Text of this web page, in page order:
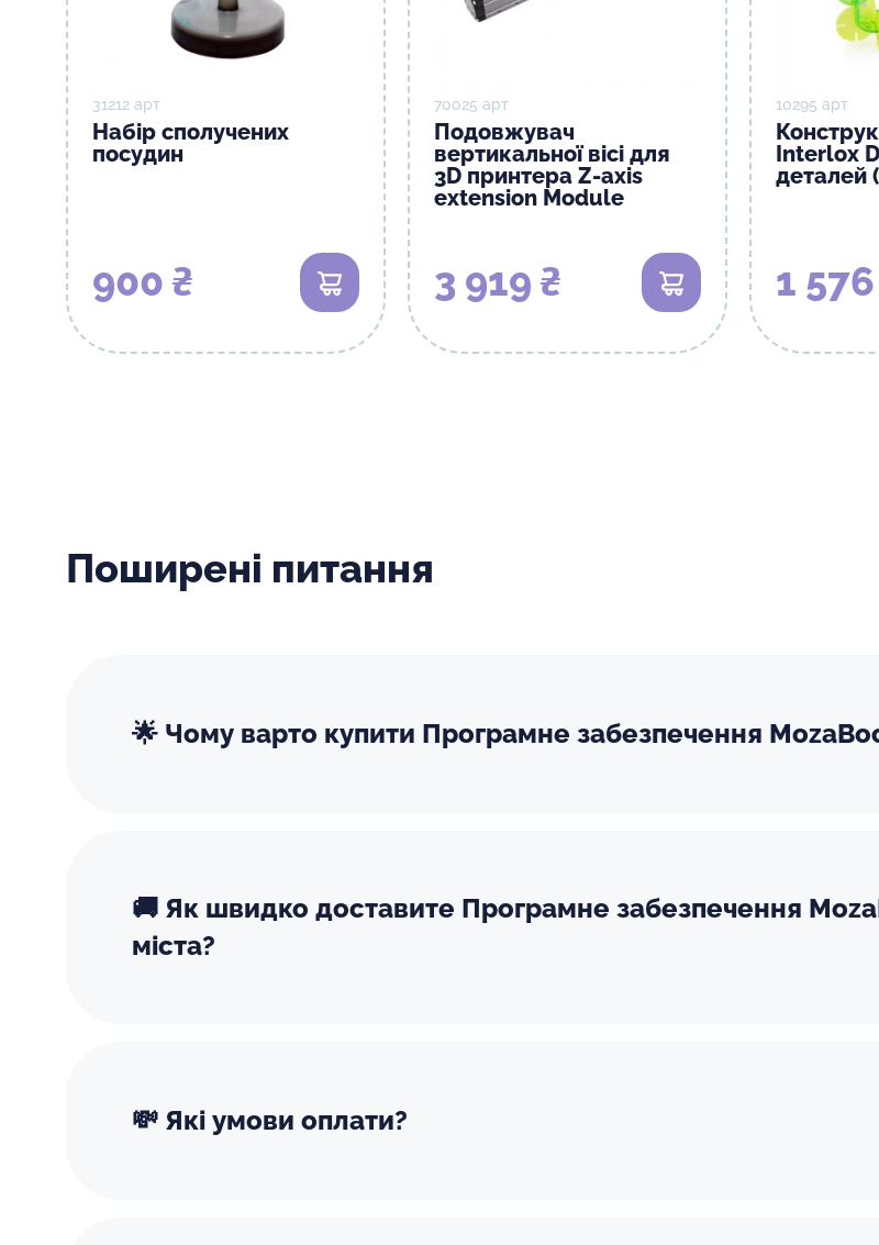
31212 арт
Набір сполучених
посудин
900 ₴ В кошик
70025 арт
Подовжувач
вертикальної вісі для
3D принтера Z-axis
extension Module
3 919 ₴ В кошик
10295 арт
Interlox
деталей
1
Поширені питання
🌟 Чому варто купити Програмне забезпечення
🚚 Як швидко доставите Програмне забезпечення
міста?
💸 Які умови оплати?